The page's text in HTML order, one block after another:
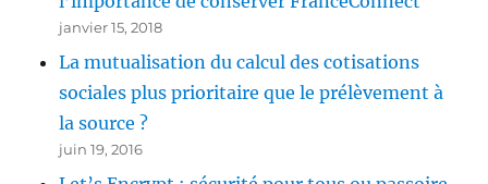
janvier 15, 2018
La mutualisation du calcul des cotisations
sociales plus prioritaire que le prélèvement à
la source ?
juin 19, 2016